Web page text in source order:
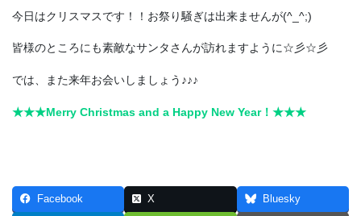
今日はクリスマスです！！お祭り騒ぎは出来ませんが(^_^;)
皆様のところにも素敵なサンタさんが訪れますように☆彡☆彡
では、また来年お会いしましょう♪♪♪
★★★Merry Christmas and a Happy New Year！★★★
Facebook X Bluesky